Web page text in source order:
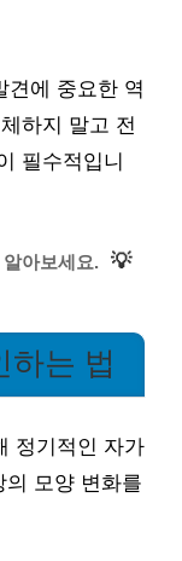
견에 중요한 역
하지 말고 전
필수적입니
아보세요. 💡
하는 법
정기적인 자가
모양 변화를